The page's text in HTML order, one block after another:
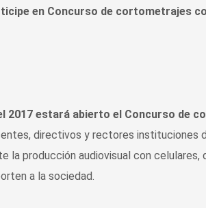
en Concurso de cortometrajes
2017 estará abierto el Concurso de
directivos y rectores instituciones
la producción audiovisual con
a la sociedad.